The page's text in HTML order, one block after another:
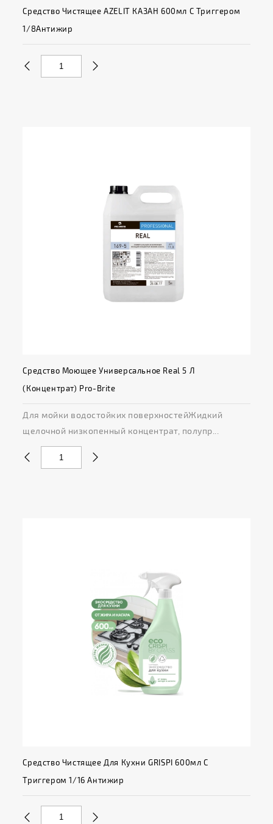
Средство Чистящее AZELIT КАЗАН 600мл С Триггером
1/8Антижир
Средство Моющее Универсальное Real 5 Л
(концентрат) Pro-Brite
Для мойки водостойких поверхностейЖидкий
щелочной низкопенный концентрат, полупр...
Средство Чистящее Для Кухни GRISPI 600мл С
Триггером 1/16 Антижир